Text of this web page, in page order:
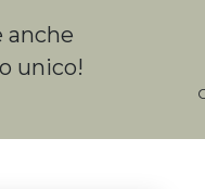
anche
unico!